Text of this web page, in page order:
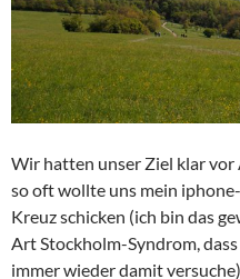
Wir hatten unser Ziel klar vor
so oft wollte uns mein
Kreuz schicken (ich bin das
Art Stockholm-Syndrom,
immer wieder damit